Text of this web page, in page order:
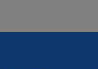
des cookies